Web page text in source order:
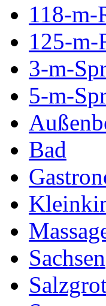
118-m-
125-m-
3-m-
5-m-
Bad
Sachsen